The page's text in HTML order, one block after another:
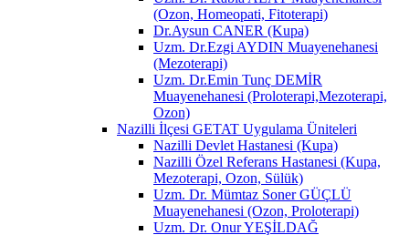
(Ozon, Homeopati, Fitoterapi)
Dr.Aysun CANER (Kupa)
Uzm. Dr.Ezgi AYDIN Muayenehanesi
(Mezoterapi)
Uzm. Dr.Emin Tunç DEMİR
Muayenehanesi (Proloterapi,Mezoterapi,
Ozon)
Nazilli İlçesi GETAT Uygulama Üniteleri
Nazilli Devlet Hastanesi (Kupa)
Nazilli Özel Referans Hastanesi (Kupa,
Mezoterapi, Ozon, Sülük)
Uzm. Dr. Mümtaz Soner GÜÇLÜ
Muayenehanesi (Ozon, Proloterapi)
Uzm. Dr. Onur YEŞİLDAĞ